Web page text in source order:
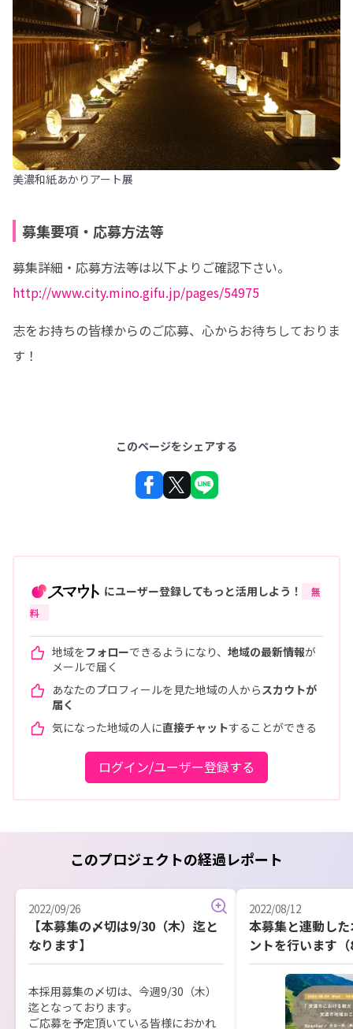
美濃和紙あかりアート展
募集要項・応募方法等
http://www.city.mino.gifu.jp/pages/54975
志をお持ちの皆様からのご応募、心からお待ちしておりま
す！
このページをシェアする
にユーザー登録してもっと活用しよう！
無
料
地域をフォローできるようになり、 地域の最新情報が
メールで届く
あなたのプロフィールを見た地域の人から スカウトが
届く
気になった地域の人に直接チャットすることができる
ログイン/ユーザー登録する
このプロジェクトの経過レポート
2022/09/26
【本募集の〆切は9/30（木）迄と
なります】
本採用募集の〆切は、今週9/30（木）
迄となっております。
ご応募を予定頂いている皆様におかれ
2022/08/12
本募集と連動し
ントを行います